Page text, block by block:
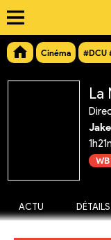
Cinéma #DCU
La
ACTU DÉTAILS